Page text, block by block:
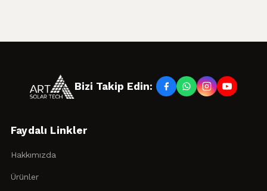
Bizi Takip Edin:
Faydalı Linkler
Hakkımızda
Ürünler